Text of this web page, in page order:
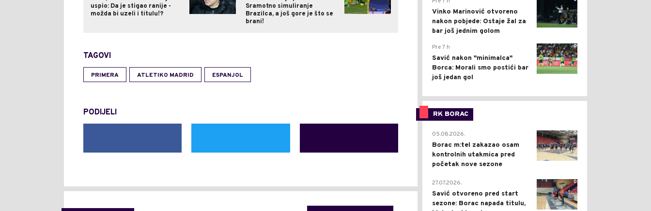
uspio: Da je stigao ranije -
možda bi uzeli i titulu!?
Sramotno simuliranje
Brazilca, a još gore je što se
brani!
TAGOVI
PRIMERA ATLETIKO MADRID ESPANJOL
PODIJELI
Vinko Marinović otvoreno
nakon pobjede: Ostaje žal za
bar još jednim golom
0
Pre 7 h
Savić nakon "minimalca"
Borca: Morali smo postići bar
još jedan gol
RK BORAC
0
05.08.2026.
Borac m:tel zakazao osam
kontrolnih utakmica pred
početak nove sezone
0
27.07.2026.
Savić otvoreno pred start
sezone: Borac napada titulu,